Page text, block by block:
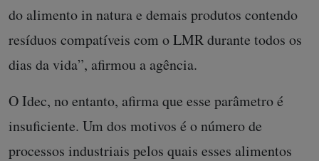
do alimento in natura e demais produtos contendo
resíduos compatíveis com o LMR durante todos os
dias da vida”, afirmou a agência.
O Idec, no entanto, afirma que esse parâmetro é
insuficiente. Um dos motivos é o número de
processos industriais pelos quais esses alimentos